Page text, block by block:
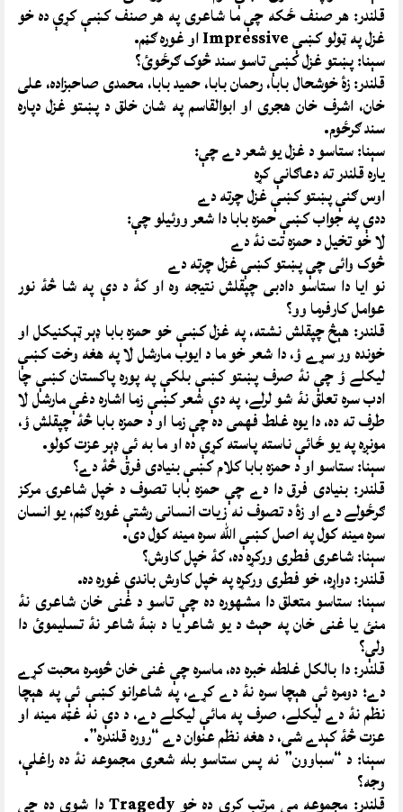
قلندر: هر صنف ځکه چې ما شاعرى په هر صنف کښې کړې ده خو
غزل په ټولو کښې Impressive او غوره ګڼم.
سېنا: پښتو غزل کښې تاسو سند څوک ګرځوئ؟
قلندر: زۀ خوشحال بابا، رحمان بابا، حميد بابا، محمدى صاحبزاده، على
خان، اشرف خان هجرى او ابوالقاسم په شان خلق د پښتو غزل دپاره
سند ګرځوم.
سېنا: ستاسو د غزل يو شعر دے چې:
ياره قلندر ته دعاګانې کړه
اوس ګنې پښتو کښې غزل چرته دے
ددې په جواب کښې حمزه بابا دا شعر ووئيلو چې:
لا خو تخيل د حمزه تت نۀ دے
څوک وائى چې پښتو کښې غزل چرته دے
نو ايا دا ستاسو دادبى چپقلش نتيجه وه او کۀ د دې په شا څۀ نور
عوامل کارفرما وو؟
قلندر: هېڅ چپقلش نشته، په غزل کښې خو حمزه بابا ډېر ټېکنيکل او
خونده ور سړے ؤ، دا شعر خو ما د ايوب مارشل لا په هغه وخت کښې
ليکلے ؤ چې نۀ صرف پښتو کښې بلکې په پوره پاکستان کښې چا
ادب سره تعلق نۀ شو لرلے، په دې شعر کښې زما اشاره دغې مارشل لا
طرف ته ده، دا يوه غلط فهمى ده چې زما او د حمزه بابا څۀ چپقلش ؤ،
مونږه په يو ځائې ناسته پاسته کړې ده او ما به ئې ډېر عزت کولو.
سېنا: ستاسو او د حمزه بابا کلام کښې بنيادى فرق څۀ دے؟
قلندر: بنيادى فرق دا دے چې حمزه بابا تصوف د خپل شاعرۍ مرکز
ګرځولے دے او زۀ د تصوف نه زيات انسانى رشتې غوره ګڼم، يو انسان
سره مينه کول په اصل کښې الله سره مينه کول دى.
سېنا: شاعرى فطرى ورکړه ده، کۀ خپل کاوش؟
قلندر: دواړه، خو فطرى ورکړه په خپل کاوش باندې غوره ده.
سېنا: ستاسو متعلق دا مشهوره ده چې تاسو د غنى خان شاعرى نۀ
منئ يا غنى خان په حېث د يو شاعر يا د ښۀ شاعر نۀ تسليموئ دا
ولې؟
قلندر: دا بالکل غلطه خبره ده، ماسره چې غنى خان څومره محبت کړے
دے؛ دومره ئې هېچا سره نۀ دے کړے، په شاعرانو کښې ئې په هېچا
نظم نۀ دے ليکلے، صرف په مائې ليکلے دے، د دې نه غټه مينه او
عزت څۀ کېدے شى، د هغه نظم عنوان دے “روره قلندره”.
سېنا: د “سباوون” نه پس ستاسو بله شعرى مجموعه نۀ ده راغلې،
وجه؟
قلندر: مجموعه مې مرتب کړې ده خو Tragedy دا شوې ده چې